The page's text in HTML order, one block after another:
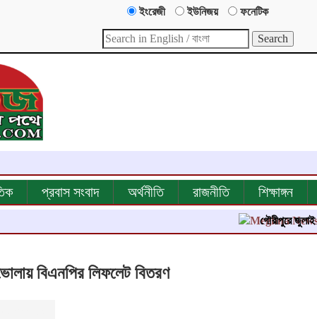
ইংরেজী ইউনিজয় ফনেটিক
প্রবাস সংবাদ অর্থনীতি রাজনীতি শিক্ষাঙ্গন
গৌরীপুরে জুলাই শহিদ
বিএনপির লিফলেট বিতরণ